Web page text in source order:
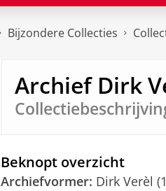
Bijzondere Collecties
Archief Dirk
Beknopt overzicht
Archiefvormer: Dirk Verèl